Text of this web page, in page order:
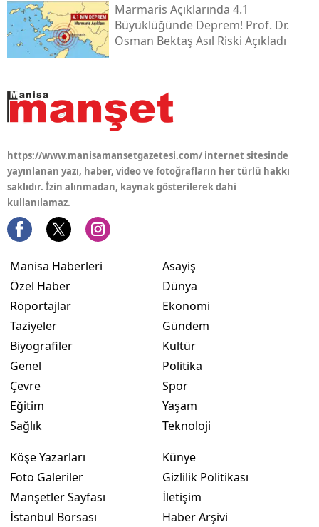
Marmaris Açıklarında 4.1
Büyüklüğünde Deprem! Prof. Dr.
Osman Bektaş Asıl Riski Açıkladı
https://www.manisamansetgazetesi.com/ internet sitesinde
yayınlanan yazı, haber, video ve fotoğrafların her türlü hakkı
saklıdır. İzin alınmadan, kaynak gösterilerek dahi
kullanılamaz.
Manisa Haberleri
Özel Haber
Röportajlar
Taziyeler
Biyografiler
Genel
Çevre
Eğitim
Sağlık
Asayiş
Dünya
Ekonomi
Gündem
Kültür
Politika
Spor
Yaşam
Teknoloji
Köşe Yazarları
Foto Galeriler
Manşetler Sayfası
İstanbul Borsası
Künye
Gizlilik Politikası
İletişim
Haber Arşivi